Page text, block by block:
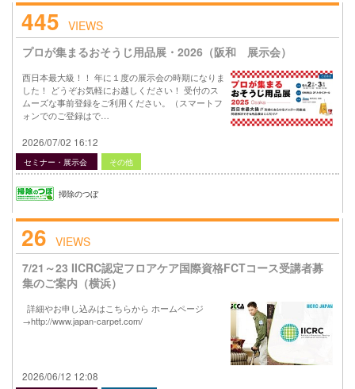
445 VIEWS
プロが集まるおそうじ用品展・2026（阪和 展示会）
西日本最大級！！ 年に１度の展示会の時期になりま
した！ どうぞお気軽にお越しください！ 受付のス
ムーズな事前登録をご利用ください。（スマートフ
ォンでのご登録はで…
2026/07/02 16:12
セミナー・展示会 その他
掃除のつぼ
26 VIEWS
7/21～23 IICRC認定フロアケア国際資格FCTコース受講者募
集のご案内（横浜）
詳細やお申し込みはこちらから ホームページ
→http://www.japan-carpet.com/
2026/06/12 12:08